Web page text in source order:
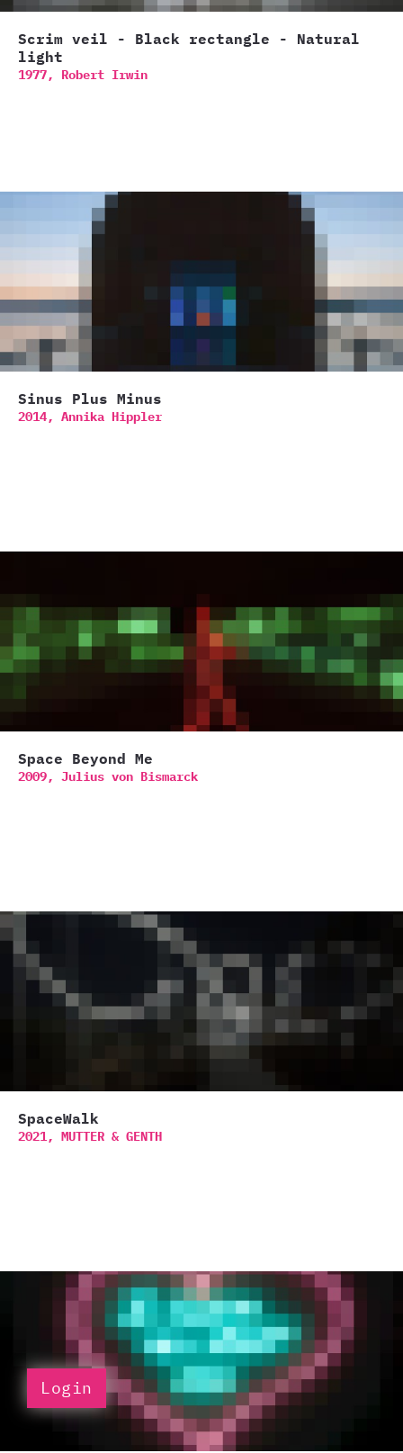
Scrim veil - Black rectangle - Natural
light
1977, Robert Irwin
Sinus Plus Minus
2014, Annika Hippler
Space Beyond Me
2009, Julius von Bismarck
SpaceWalk
2021, MUTTER & GENTH
Login